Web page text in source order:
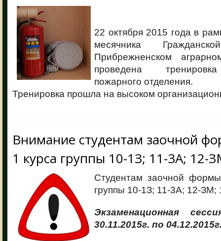
22 октября 2015 года в
месячника
Прибрежненском
проведена
пожарного отделения.
Тренировка прошла на высоком
Внимание студентам заочной
1 курса группы 10-1З; 11-3А; 12-
Студентам заочной
группы 10-1З; 11-3А; 12-ЗМ;
Экзаменационная
30.11.2015г. по